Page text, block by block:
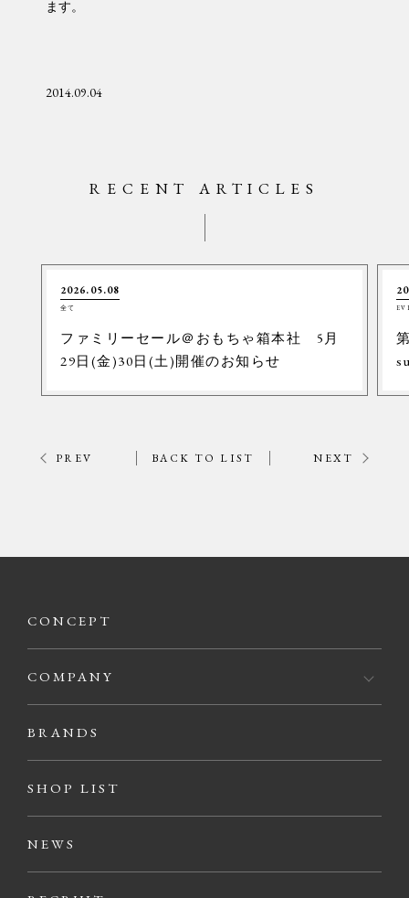
ます。
2014.09.04
RECENT ARTICLES
2026.05.08
全て
ファミリーセール＠おもちゃ箱本社 5月
29日(金)30日(土)開催のお知らせ
PREV BACK TO LIST NEXT
CONCEPT
COMPANY
BRANDS
SHOP LIST
NEWS